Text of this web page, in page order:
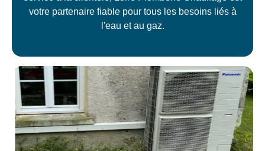
votre partenaire fiable pour tous les besoins liés à
l'eau et au gaz.